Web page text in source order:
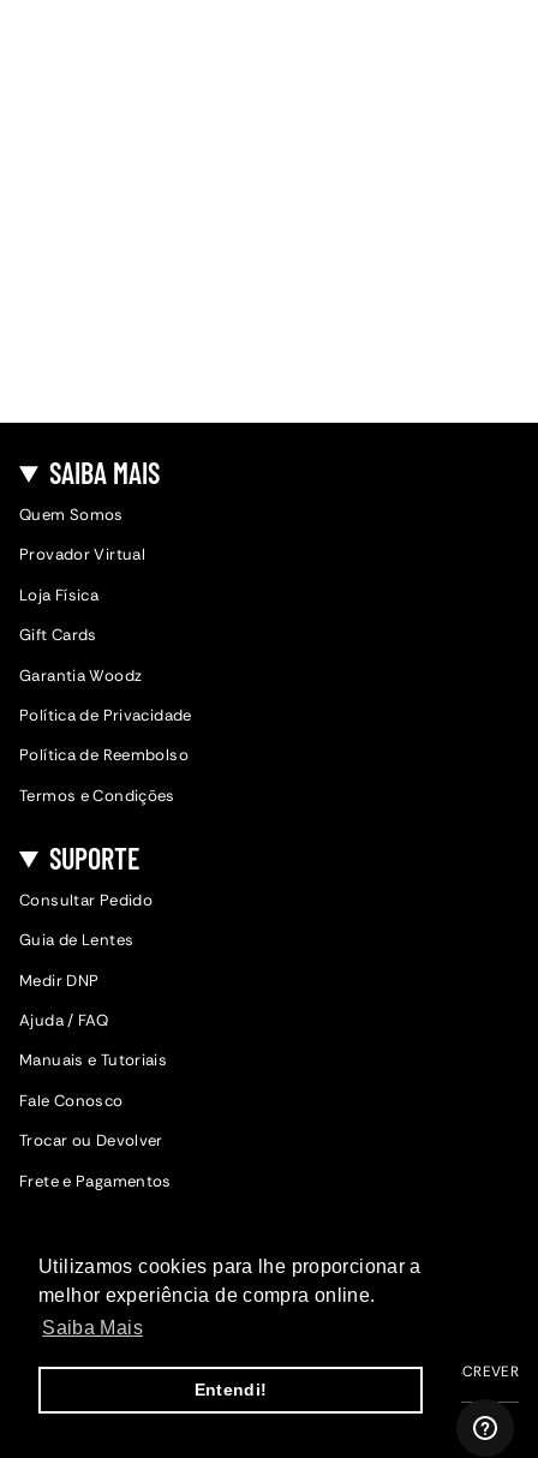
Utilizamos cookies para lhe proporcionar a
melhor experiência de compra online.
Saiba Mais
Entendi!
SAIBA MAIS
Quem Somos
Provador Virtual
Loja Física
Gift Cards
Garantia Woodz
Política de Privacidade
Política de Reembolso
Termos e Condições
SUPORTE
Consultar Pedido
Guia de Lentes
Medir DNP
Ajuda / FAQ
Manuais e Tutoriais
Fale Conosco
Trocar ou Devolver
Frete e Pagamentos
Fique por dentro das novidades.
ME INSCREVER